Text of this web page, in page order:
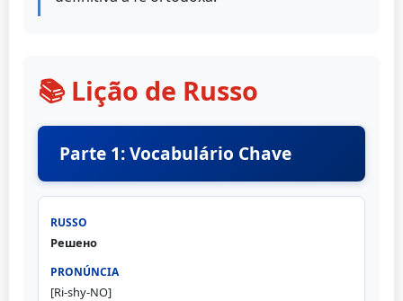
📚 Lição de Russo
Parte 1: Vocabulário Chave
Решено
[Ri-shy-NO]